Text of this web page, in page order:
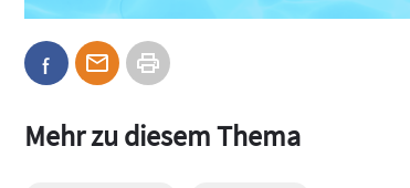
Mehr zu diesem Thema